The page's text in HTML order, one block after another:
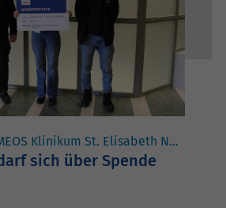
Klinikum St. Elisabeth Neuburg
sich über Spende